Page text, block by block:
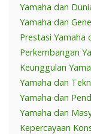
Yamaha dan
Yamaha dan
Prestasi Yamaha
Perkembangan
Keunggulan
Yamaha dan
Yamaha dan
Yamaha dan
Kepercayaan